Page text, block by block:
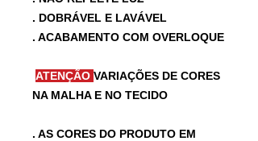
. DOBRÁVEL E LAVÁVEL
. ACABAMENTO COM OVERLOQUE
ATENÇÃO VARIAÇÕES DE CORES
NA MALHA E NO TECIDO
. AS CORES DO PRODUTO EM